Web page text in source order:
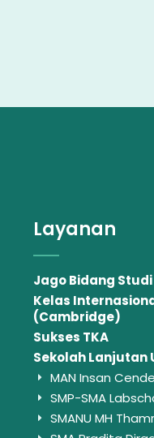
Layanan
Jago Bidang Studi
Kelas
(Cambridge)
Sukses TKA
Sekolah Lanjutan
MAN Insan
SMP-SMA
SMANU MH